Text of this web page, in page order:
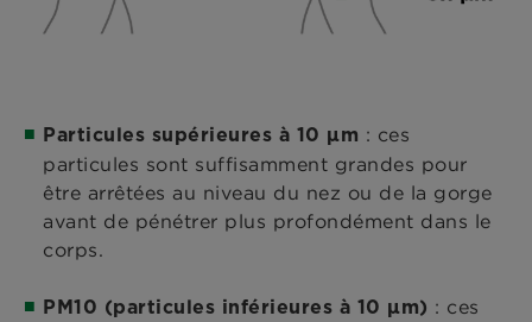
Particules supérieures à 10 μm : ces
particules sont suffisamment grandes pour
être arrêtées au niveau du nez ou de la gorge
avant de pénétrer plus profondément dans le
corps.
PM10 (particules inférieures à 10 μm) : ces